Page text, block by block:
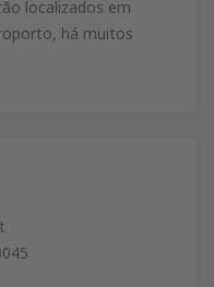
localizados em
há muitos